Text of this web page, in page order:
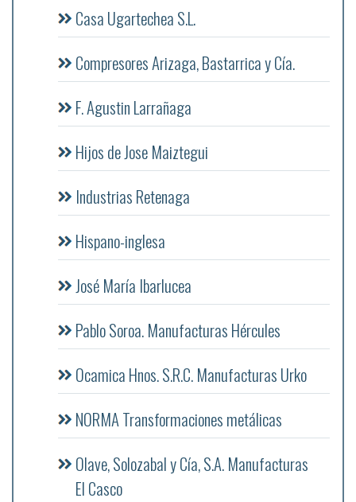
Casa Ugartechea S.L.
Compresores Arizaga, Bastarrica y Cía.
F. Agustin Larrañaga
Hijos de Jose Maiztegui
Industrias Retenaga
Hispano-inglesa
José María Ibarlucea
Pablo Soroa. Manufacturas Hércules
Ocamica Hnos. S.R.C. Manufacturas Urko
NORMA Transformaciones metálicas
Olave, Solozabal y Cía, S.A. Manufacturas
El Casco